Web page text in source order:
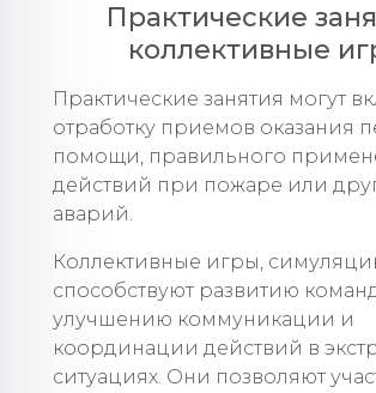
Практические
коллективные
Практические занятия могут
отработку приемов оказания
помощи, правильного
действий при пожаре или
аварий.
Коллективные игры,
способствуют развитию
улучшению коммуникации и
координации действий в
ситуациях. Они позволяют